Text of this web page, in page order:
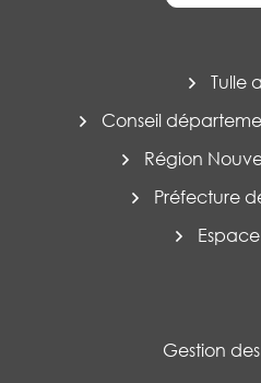
Tulle
Conseil
Région
Préfecture
Espace
Gestion